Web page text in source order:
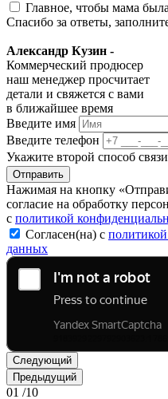
Главное, чтобы мама
Спасибо за ответы,
Александр Кузин -
Коммерческий продюсер
наш менеджер просчитает
детали и свяжется с вами
в ближайшее время
Введите имя
Введите телефон
Укажите второй способ связи
Отправить
Нажимая на кнопку
согласие на обработку
с политикой
Согласен(на) с
данных
Следующий
Предыдущий
01 /10